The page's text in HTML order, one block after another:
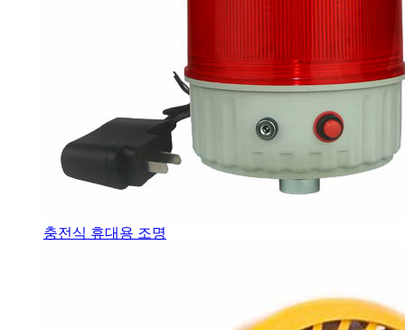
충전식 휴대용 조명